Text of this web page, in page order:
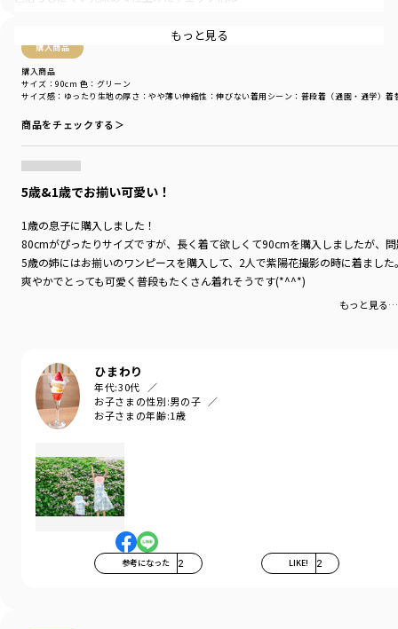
購入商品
購入商品
サイズ感 ：ゆったり 生地の厚さ ：やや薄い伸縮性 ：伸びない着用シーン ：普段着（通園・通学）着
サイズ：90cm 色：グリーン
商品をチェックする＞
5歳&1歳でお揃い可愛い！
1歳の息子に購入しました！
80cmがぴったりサイズですが、長く着て欲しくて90cmを購入しましたが、
5歳の姉にはお揃いのワンピースを購入して、2人で紫陽花撮影の時に着ました
爽やかでとっても可愛く普段もたくさん着れそうです(*^^*)
もっと見る…
ひまわり
年代:30代
お子さまの性別:男の子
お子さまの年齢:1歳
参考になった 2 LIKE! 2
一枚での着用はもちろん、インナーにタンクトップや
Tシャツを合わせて羽織りとして、普段のスタイリングに
プラスするのもおすすめ
ナチュラル感のあるボタンもまたポイントの一つです
ちょっとしたお出かけや旅行などにもぴったりです
【おそろいシリーズ商品一覧】
ル
ベビー女児：02-5239-041 【おそろい】ブロックチェックカバーオール
キッズ男児：11-5209-425 【おそろい】ブロックチェック半袖シャツ
キッズ女児：12-5214-189 【おそろい】ブロックチェックチュニック
キッズ女児：12-5237-195 【おそろい】ブロックチェックワンピース
伸縮性：なし
着用イメージ/カラー：グリーン
ブランド ／branshes
シーズン
／アウトレット
グリーン
／BOY
11-5209-425
もっと見る